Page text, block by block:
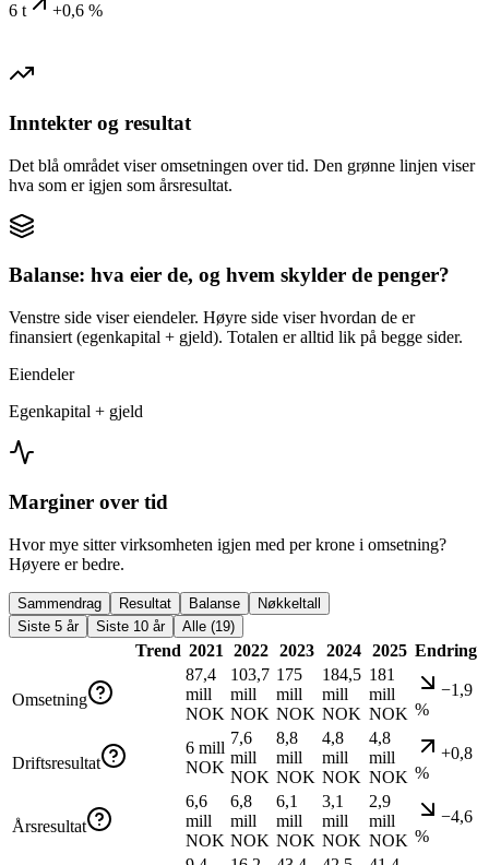
6 t
+0,6 %
Inntekter og resultat
Det blå området viser omsetningen over tid. Den grønne linjen viser
hva som er igjen som årsresultat.
Balanse: hva eier de, og hvem skylder de penger?
Venstre side viser eiendeler. Høyre side viser hvordan de er
finansiert (egenkapital + gjeld). Totalen er alltid lik på begge sider.
Eiendeler
Egenkapital + gjeld
Marginer over tid
Hvor mye sitter virksomheten igjen med per krone i omsetning?
Høyere er bedre.
Sammendrag Resultat Balanse
Nøkkeltall
Siste 5 år
Siste 10 år Alle (19)
Trend 2021 2022 2023 2024 2025 Endring
Omsetning
87,4
mill
NOK
103,7
mill
NOK
175
mill
NOK
184,5
mill
NOK
181
mill
NOK
−1,9
%
Driftsresultat
6 mill
NOK
7,6
mill
NOK
8,8
mill
NOK
4,8
mill
NOK
4,8
mill
NOK
+0,8
%
Årsresultat
6,6
mill
NOK
6,8
mill
NOK
6,1
mill
NOK
3,1
mill
NOK
2,9
mill
NOK
−4,6
%